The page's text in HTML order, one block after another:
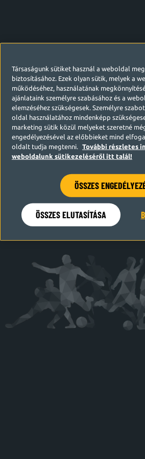
Hamarosan
Társaságunk sütiket használ a weboldal
biztosításához. Ezek olyan sütik, melyek a
működéséhez, használatának
ajánlataink személyre szabásához és a
elemzéséhez szükségesek. Személyre
oldal használatához mindenképp
marketing sütik közül melyeket szeretné
engedélyezésével az előbbieket mind
oldalt tudja megtenni.
További részletes
weboldalunk sütikezeléséről itt talál!
ÖSSZES
ÖSSZES ELUTASÍTÁSA